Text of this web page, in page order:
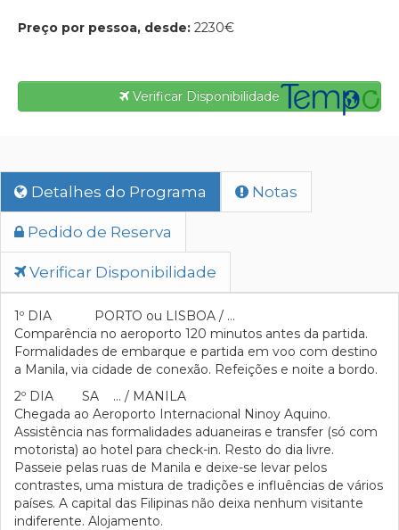
Preço por pessoa, desde: 2230€
Verificar Disponibilidade
Detalhes do Programa Notas
Pedido de Reserva
Verificar Disponibilidade
1º DIA PORTO ou LISBOA / …
Comparência no aeroporto 120 minutos antes da partida.
Formalidades de embarque e partida em voo com destino
a Manila, via cidade de conexão. Refeições e noite a bordo.
2º DIA SA … / MANILA
Chegada ao Aeroporto Internacional Ninoy Aquino.
Assistência nas formalidades aduaneiras e transfer (só com
motorista) ao hotel para check-in. Resto do dia livre.
Passeie pelas ruas de Manila e deixe-se levar pelos
contrastes, uma mistura de tradições e influências de vários
países. A capital das Filipinas não deixa nenhum visitante
indiferente. Alojamento.